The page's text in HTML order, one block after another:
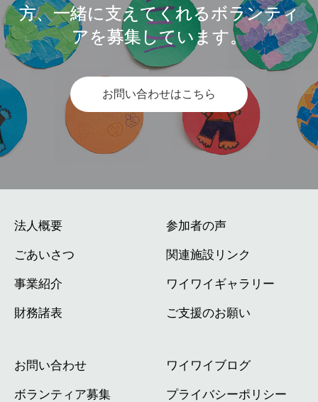
方、一緒に支えてくれるボランティ
アを募集しています。
お問い合わせはこちら
法人概要
ごあいさつ
事業紹介
財務諸表
参加者の声
関連施設リンク
ワイワイギャラリー
ご支援のお願い
お問い合わせ
ボランティア募集
ワイワイブログ
プライバシーポリシー